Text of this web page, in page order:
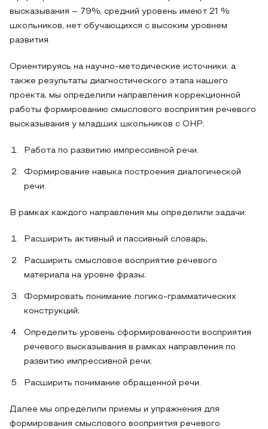
высказывания – 79%, средний уровень имеют 21 %
школьников, нет обучающихся с высоким уровнем
развития.
Ориентируясь на научно-методические источники, а
также результаты диагностического этапа нашего
проекта, мы определили направления коррекционной
работы формированию смыслового восприятия речевого
высказывания у младших школьников с ОНР:
Работа по развитию импрессивной речи.
Формирование навыка построения диалогической
речи.
В рамках каждого направления мы определили задачи:
Расширить активный и пассивный словарь;
Расширить смысловое восприятие речевого
материала на уровне фразы;
Формировать понимание логико-грамматических
конструкций;
Определить уровень сформированности восприятия
речевого высказывания в рамках направления по
развитию импрессивной речи;
Расширить понимание обращенной речи.
Далее мы определили приемы и упражнения для
формирования смыслового восприятия речевого